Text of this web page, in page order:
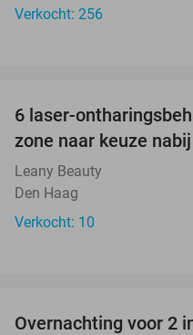
Verkocht: 256
6 laser-
zone naar keuze
Leany Beauty
Den Haag
Verkocht: 10
Overnachting voor 2